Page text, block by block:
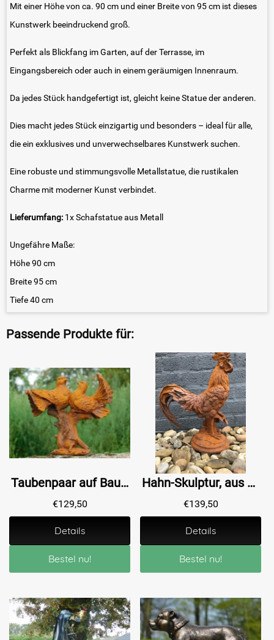
Mit einer Höhe von ca. 90 cm und einer Breite von 95 cm ist dieses
Kunstwerk beeindruckend groß.
Perfekt als Blickfang im Garten, auf der Terrasse, im
Eingangsbereich oder auch in einem geräumigen Innenraum.
Da jedes Stück handgefertigt ist, gleicht keine Statue der anderen.
Dies macht jedes Stück einzigartig und besonders – ideal für alle,
die ein exklusives und unverwechselbares Kunstwerk suchen.
Eine robuste und stimmungsvolle Metallstatue, die rustikalen
Charme mit moderner Kunst verbindet.
Lieferumfang: 1x Schafstatue aus Metall
Ungefähre Maße:
Höhe 90 cm
Breite 95 cm
Tiefe 40 cm
Passende Produkte für:
Taubenpaar auf Baumstamm - Gusseisen - Oxid
€129,50
Details
Bestel nu!
Hahn-Skulptur, aus schwerem Gusseisen
€139,50
Details
Bestel nu!